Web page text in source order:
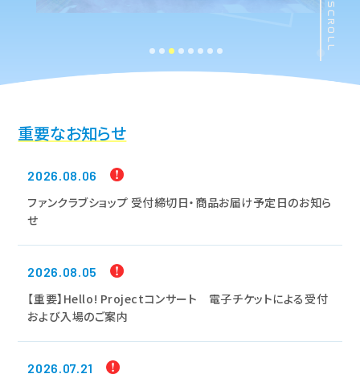
SCROLL
重要なお知らせ
2026.08.06
ファンクラブショップ 受付締切日・商品お届け予定日のお知ら
せ
2026.08.05
【重要】Hello! Projectコンサート 電子チケットによる受付
および入場のご案内
2026.07.21